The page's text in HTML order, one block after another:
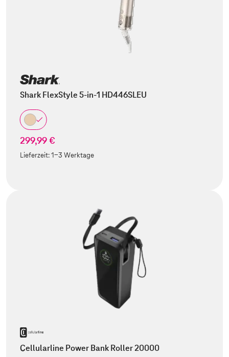
Shark FlexStyle 5-in-1 HD446SLEU
299,99 €
Lieferzeit:1-3 Werktage
Cellularline Power Bank Roller 20000